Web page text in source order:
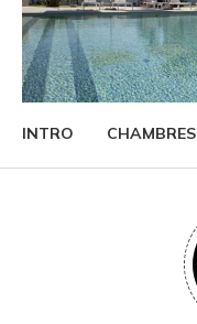
INTRO CHAMBRES